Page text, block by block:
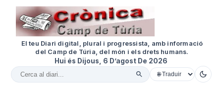
El teu Diari digital, plural i progressista, amb informació
del Camp de Túria, del món i els drets humans.
Hui és Dijous, 6 D’agost De 2026
Cercar al diari